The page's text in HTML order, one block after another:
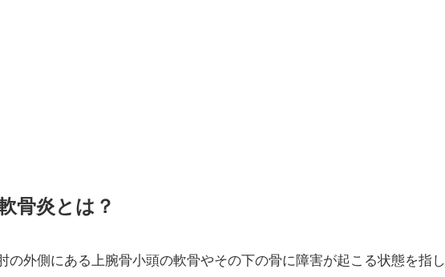
骨炎とは？
の外側にある上腕骨小頭の軟骨やその下の骨に障害が起こる状態を指し